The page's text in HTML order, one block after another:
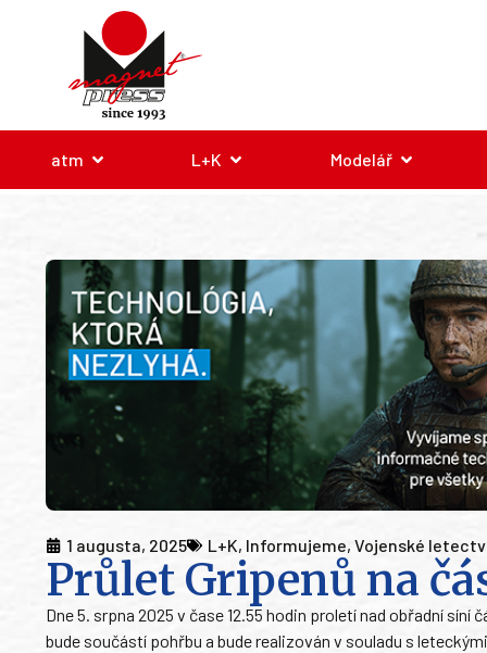
atm L+K Modelář
1 augusta, 2025 L+K, Informujeme, Vojenské
Průlet Gripenů na
Dne 5. srpna 2025 v čase 12.55 hodin proletí nad obřadní
bude součástí pohřbu a bude realizován v souladu s